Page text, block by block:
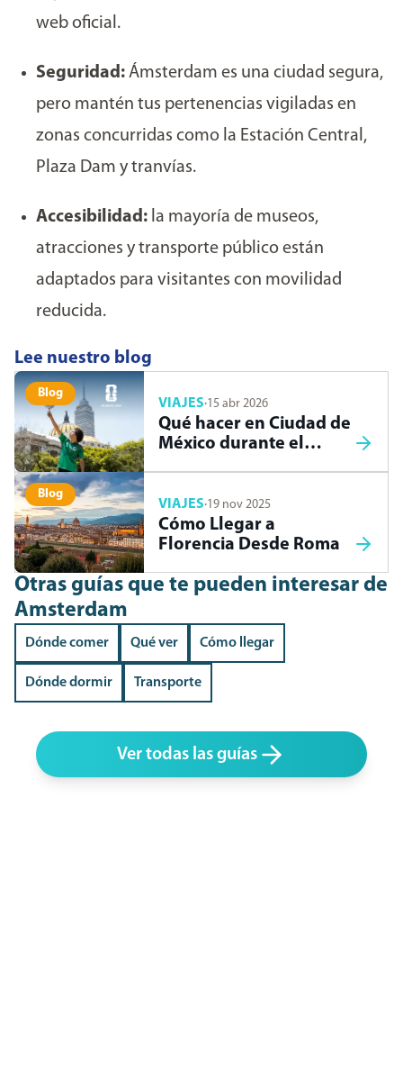
web oficial.
Seguridad: Ámsterdam es una ciudad segura,
pero mantén tus pertenencias vigiladas en
zonas concurridas como la Estación Central,
Plaza Dam y tranvías.
Accesibilidad: la mayoría de museos,
atracciones y transporte público están
adaptados para visitantes con movilidad
reducida.
Lee nuestro blog
Blog
VIAJES·15 abr 2026
Qué hacer en Ciudad de
México durante el
Blog
VIAJES·19 nov 2025
Cómo Llegar a
Florencia Desde Roma
Otras guías que te pueden interesar de
Amsterdam
Dónde comer Qué ver Cómo llegar
Dónde dormir Transporte
Ver todas las guías